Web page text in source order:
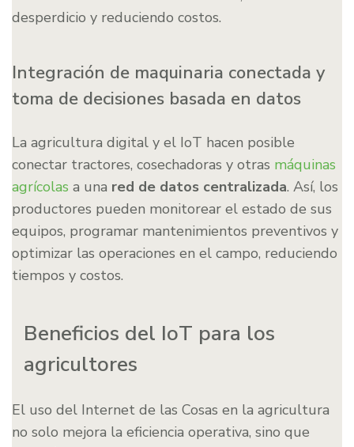
desperdicio y reduciendo costos.
Integración de maquinaria conectada y
toma de decisiones basada en datos
La agricultura digital y el IoT hacen posible
conectar tractores, cosechadoras y otras máquinas
agrícolas a una red de datos centralizada. Así, los
productores pueden monitorear el estado de sus
equipos, programar mantenimientos preventivos y
optimizar las operaciones en el campo, reduciendo
tiempos y costos.
Beneficios del IoT para los
agricultores
El uso del Internet de las Cosas en la agricultura
no solo mejora la eficiencia operativa, sino que